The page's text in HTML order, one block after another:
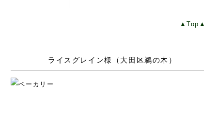
▲Top▲
ライスグレイン様（大田区鵜の木）